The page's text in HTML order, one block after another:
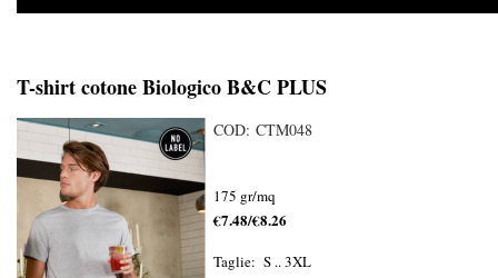
T-shirt cotone Biologico B&C PLUS
COD: CTM048
175 gr/mq
€7.48/€8.26
Taglie: S .. 3XL